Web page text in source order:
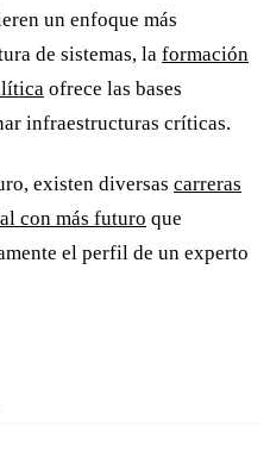
un enfoque más
de sistemas, la formación
ofrece las bases
infraestructuras críticas.
existen diversas carreras
con más futuro que
el perfil de un experto